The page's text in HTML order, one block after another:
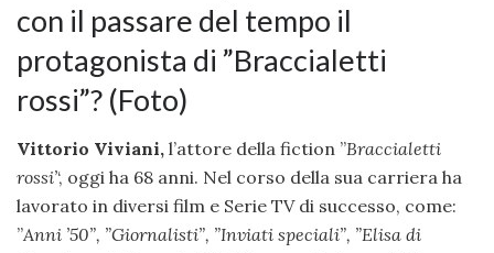
con il passare del tempo il
protagonista di ”Braccialetti
rossi”? (Foto)
Vittorio Viviani, l’attore della fiction ”Braccialetti
rossi’‘, oggi ha 68 anni. Nel corso della sua carriera ha
lavorato in diversi film e Serie TV di successo, come:
”Anni ’50”, ”Giornalisti”, ”Inviati speciali”, ”Elisa di